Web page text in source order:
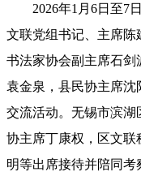
2026年1月6日至7
文联党组书记、主席陈
书法家协会副主席石
袁金泉，县民协主席
交流活动。无锡市滨
协主席丁康权，区文
明等出席接待并陪同